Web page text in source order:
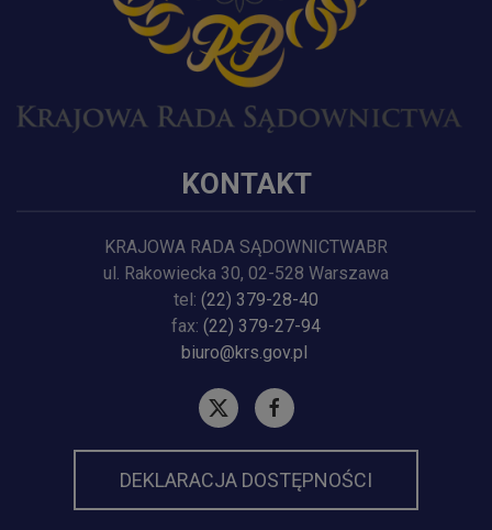
KONTAKT
KRAJOWA RADA SĄDOWNICTWABR
ul. Rakowiecka 30, 02-528 Warszawa
tel: (22) 379-28-40
fax: (22) 379-27-94
biuro@krs.gov.pl
DEKLARACJA DOSTĘPNOŚCI